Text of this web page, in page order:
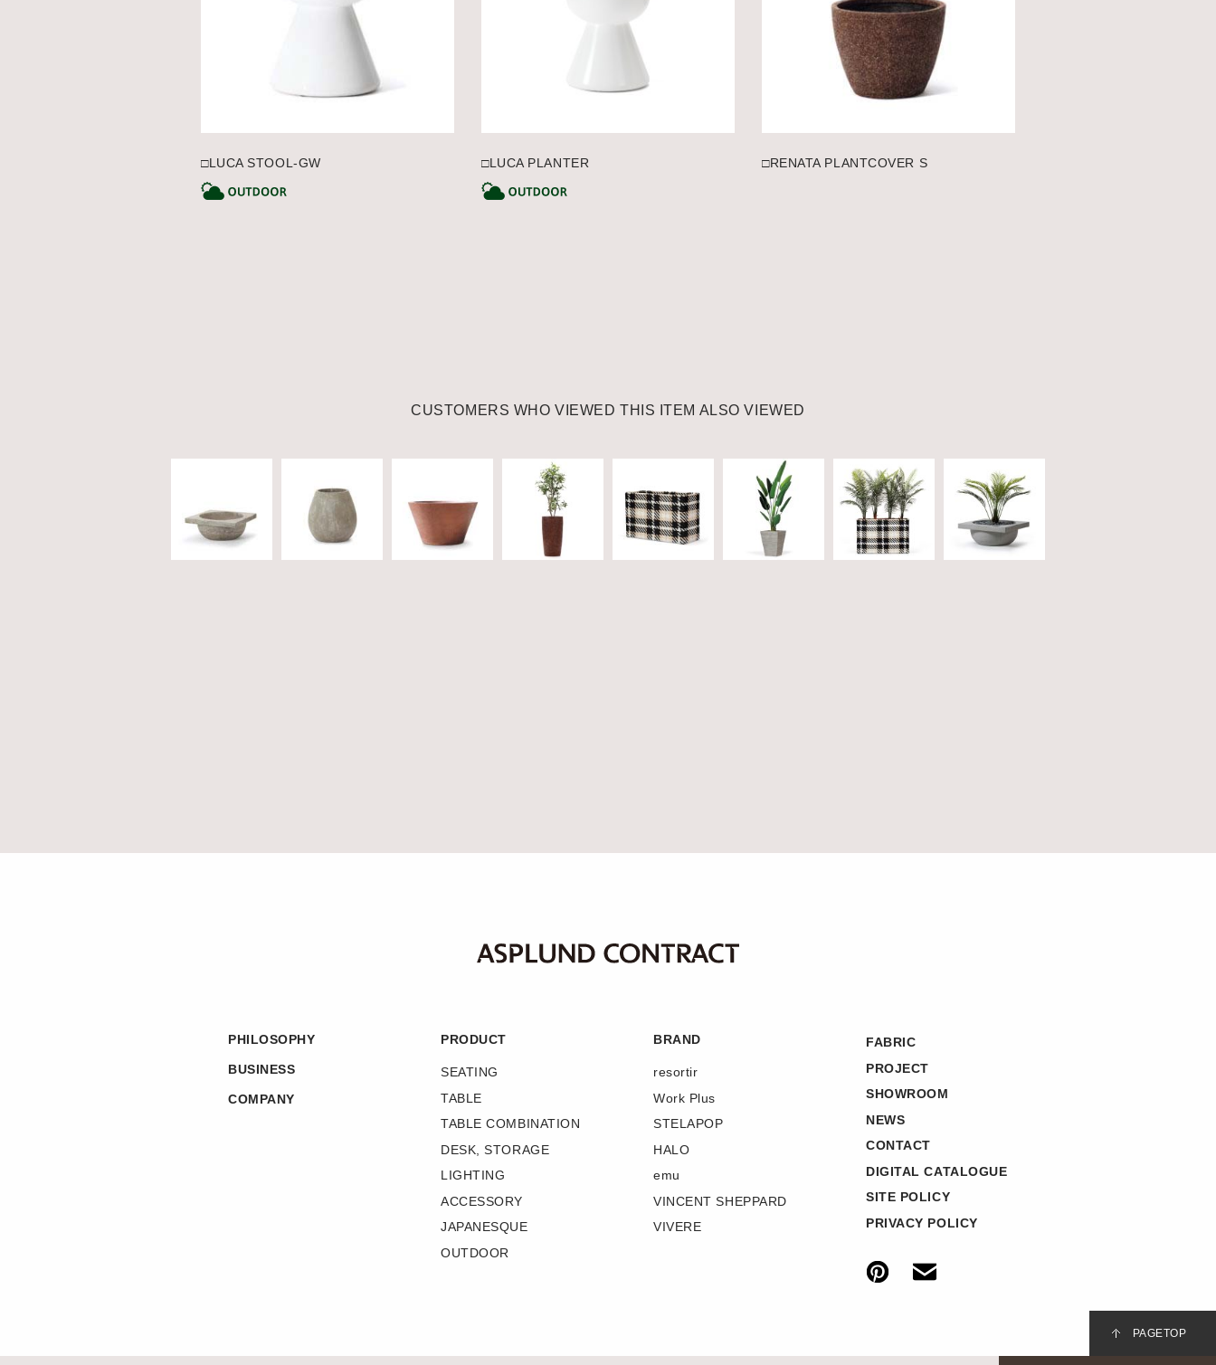
□LUCA STOOL-GW
CATEGORY
□LUCA PLANTER
□RENATA PLANTCOVER S
CUSTOMERS WHO VIEWED THIS ITEM ALSO VIEWED
PHILOSOPHY
BUSINESS
COMPANY
PRODUCT
SEATING
TABLE
TABLE COMBINATION
DESK, STORAGE
LIGHTING
ACCESSORY
JAPANESQUE
OUTDOOR
BRAND
resortir
Work Plus
STELAPOP
HALO
emu
VINCENT SHEPPARD
VIVERE
FABRIC
PROJECT
SHOWROOM
NEWS
CONTACT
DIGITAL CATALOGUE
SITE POLICY
PRIVACY POLICY
PAGETOP